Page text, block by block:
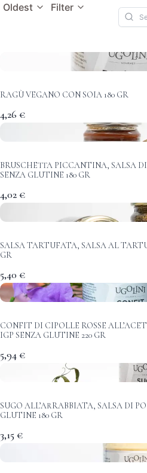
Oldest Filter
RAGÙ VEGANO CON SOIA 180 GR
4,26 €
BRUSCHETTA PICCANTINA, SALSA
SENZA GLUTINE 180 GR
4,02 €
SALSA TARTUFATA, SALSA AL
GR
5,40 €
CONFIT DI CIPOLLE ROSSE
IGP SENZA GLUTINE 220 GR
5,94 €
SUGO ALL’ARRABBIATA, SALSA DI
GLUTINE 180 GR
3,15 €